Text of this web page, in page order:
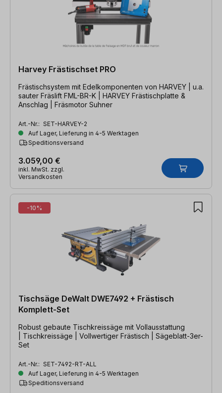
Harvey Frästischset PRO
Frästischsystem mit Edelkomponenten von HARVEY | u.a.
sauter Fräslift FML-BR-K | HARVEY Frästischplatte &
Anschlag | Fräsmotor Suhner
Art.-Nr.: SET-HARVEY-2
Auf Lager, Lieferung in 4-5 Werktagen
Speditionsversand
3.059,00 €
inkl. MwSt. zzgl.
Versandkosten
-10%
Tischsäge DeWalt DWE7492 + Frästisch
Komplett-Set
Robust gebaute Tischkreissäge mit Vollausstattung
| Tischkreissäge | Vollwertiger Frästisch | Sägeblatt-3er-
Set
Art.-Nr.: SET-7492-RT-ALL
Auf Lager, Lieferung in 4-5 Werktagen
Speditionsversand